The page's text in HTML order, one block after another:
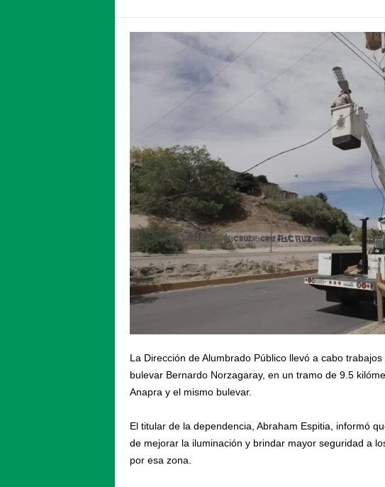
La Dirección de Alumbrado Público llevó a cabo
bulevar Bernardo Norzagaray, en un tramo de 9.5
Anapra y el mismo bulevar.
El titular de la dependencia, Abraham Espitia, informó
de mejorar la iluminación y brindar mayor seguridad a
por esa zona.